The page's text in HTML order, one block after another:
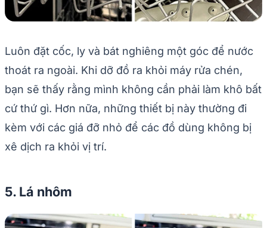
Luôn đặt cốc, ly và bát nghiêng một góc để nước
thoát ra ngoài. Khi dỡ đồ ra khỏi máy rửa chén,
bạn sẽ thấy rằng mình không cần phải làm khô bất
cứ thứ gì. Hơn nữa, những thiết bị này thường đi
kèm với các giá đỡ nhỏ để các đồ dùng không bị
xê dịch ra khỏi vị trí.
5. Lá nhôm